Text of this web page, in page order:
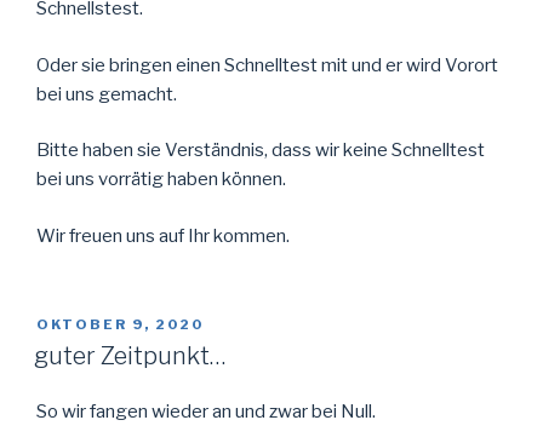
Schnellstest.
Oder sie bringen einen Schnelltest mit und er wird Vorort
bei uns gemacht.
Bitte haben sie Verständnis, dass wir keine Schnelltest
bei uns vorrätig haben können.
Wir freuen uns auf Ihr kommen.
VERÖFFENTLICHT
OKTOBER 9, 2020
guter Zeitpunkt…
So wir fangen wieder an und zwar bei Null.